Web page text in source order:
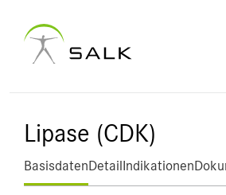
Lipase (CDK)
BasisdatenDetailIndikationen